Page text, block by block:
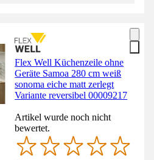
Flex Well Küchenzeile ohne
Geräte Samoa 280 cm weiß
sonoma eiche matt zerlegt
Variante reversibel 00009217
Artikel wurde noch nicht
bewertet.